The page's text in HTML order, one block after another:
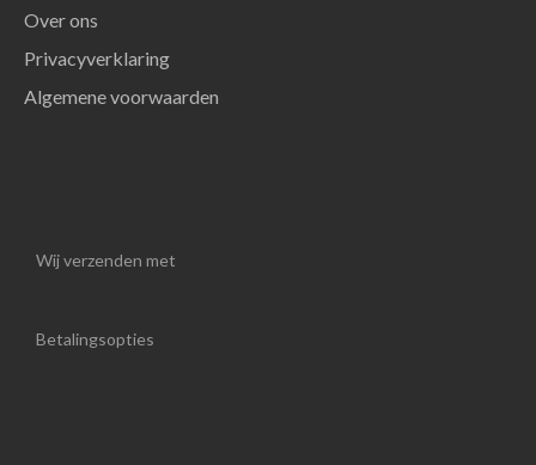
Over ons
Privacyverklaring
Algemene voorwaarden
Wij verzenden met
Betalingsopties